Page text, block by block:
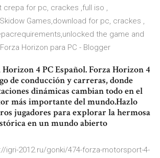
crepa for pc, crackes ,full iso ,
Games,download for pc, crackes ,
the game and
Horizon para PC - Blogger
4 PC Español. Forza Horizon 4
de conducción y carreras, donde
dinámicas cambian todo en el
más importante del mundo.Hazlo
jugadores para explorar la hermosa
en un mundo abierto
igri-2012.ru/gonki/474-forza-motorsport-4-